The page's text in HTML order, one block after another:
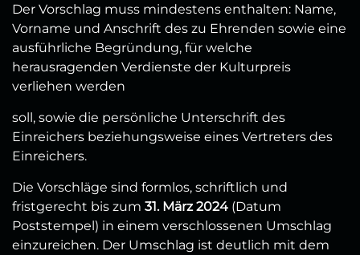
Der Vorschlag muss mindestens enthalten: Name,
Vorname und Anschrift des zu Ehrenden sowie eine
ausführliche Begründung, für welche
herausragenden Verdienste der Kulturpreis
verliehen werden
soll, sowie die persönliche Unterschrift des
Einreichers beziehungsweise eines Vertreters des
Einreichers.
Die Vorschläge sind formlos, schriftlich und
fristgerecht bis zum 31. März 2024 (Datum
Poststempel) in einem verschlossenen Umschlag
einzureichen. Der Umschlag ist deutlich mit dem